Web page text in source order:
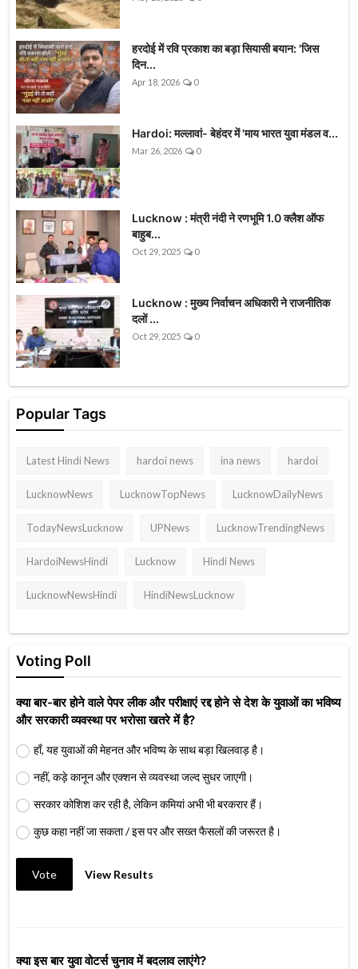
हरदोई में रवि प्रकाश का बड़ा सियासी बयान: 'जिस
दिन...
Apr 18, 2026 0
Hardoi: मल्लावां- बेहंदर में 'माय भारत युवा मंडल व...
Mar 26, 2026 0
Lucknow : मंत्री नंदी ने रणभूमि 1.0 क्लैश ऑफ
बाहुब...
Oct 29, 2025 0
Lucknow : मुख्य निर्वाचन अधिकारी ने राजनीतिक
दलों ...
Oct 29, 2025 0
Popular Tags
Latest Hindi News hardoi news ina news hardoi
LucknowNews LucknowTopNews LucknowDailyNews
TodayNewsLucknow UPNews LucknowTrendingNews
HardoiNewsHindi Lucknow Hindi News
LucknowNewsHindi HindiNewsLucknow
Voting Poll
क्या बार-बार होने वाले पेपर लीक और परीक्षाएं रद्द होने से देश के युवाओं का भविष्य
और सरकारी व्यवस्था पर भरोसा खतरे में है?
हाँ, यह युवाओं की मेहनत और भविष्य के साथ बड़ा खिलवाड़ है।
नहीं, कड़े कानून और एक्शन से व्यवस्था जल्द सुधर जाएगी।
सरकार कोशिश कर रही है, लेकिन कमियां अभी भी बरकरार हैं।
कुछ कहा नहीं जा सकता / इस पर और सख्त फैसलों की जरूरत है।
Vote View Results
क्या इस बार युवा वोटर्स चुनाव में बदलाव लाएंगे?